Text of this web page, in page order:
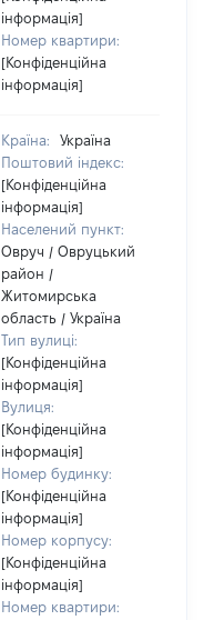
інформація]
Номер квартири:
[Конфіденційна
інформація]
Країна:
Україна
Поштовий індекс:
[Конфіденційна
інформація]
Населений пункт:
Овруч / Овруцький
район /
Житомирська
область / Україна
Тип вулиці:
[Конфіденційна
інформація]
Вулиця:
[Конфіденційна
інформація]
Номер будинку:
[Конфіденційна
інформація]
Номер корпусу:
[Конфіденційна
інформація]
Номер квартири: